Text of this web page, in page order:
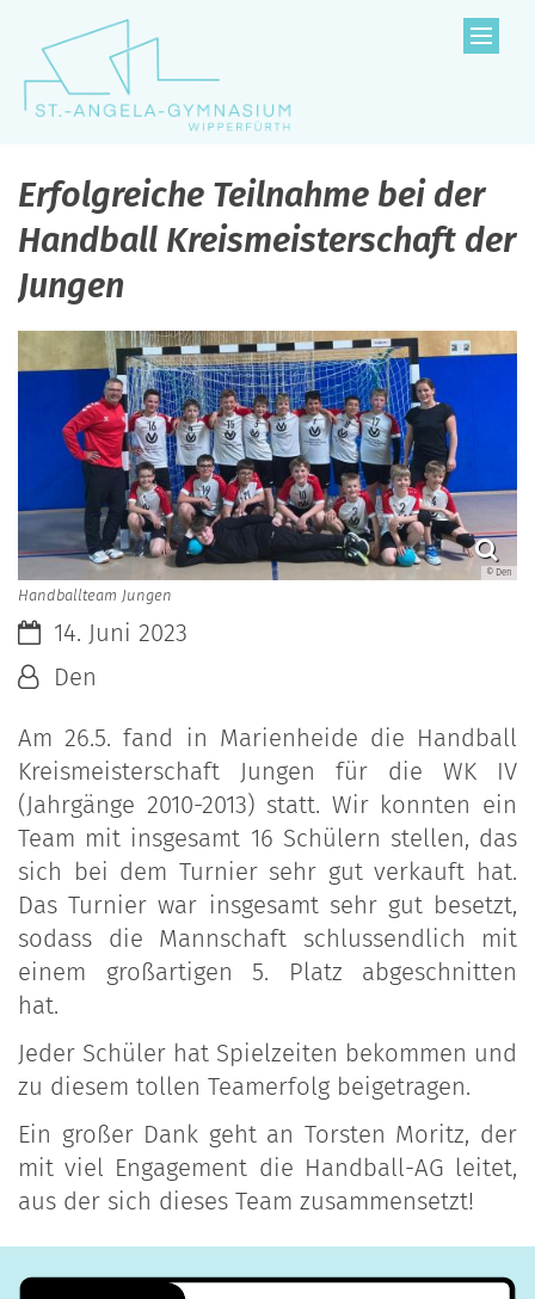
Zum Inhalt springen
Erfolgreiche Teilnahme bei der
Handball Kreismeisterschaft der
Jungen
© Den
Handballteam Jungen
Datum:14. Juni 2023
Von:Den
Am 26.5. fand in Marienheide die Handball
Kreismeisterschaft Jungen für die WK IV
(Jahrgänge 2010-2013) statt. Wir konnten ein
Team mit insgesamt 16 Schülern stellen, das
sich bei dem Turnier sehr gut verkauft hat.
Das Turnier war insgesamt sehr gut besetzt,
sodass die Mannschaft schlussendlich mit
einem großartigen 5. Platz abgeschnitten
hat.
Jeder Schüler hat Spielzeiten bekommen und
zu diesem tollen Teamerfolg beigetragen.
Ein großer Dank geht an Torsten Moritz, der
mit viel Engagement die Handball-AG leitet,
aus der sich dieses Team zusammensetzt!